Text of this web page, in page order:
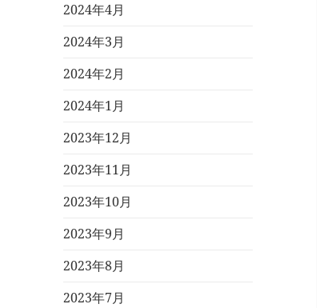
2024年4月
2024年3月
2024年2月
2024年1月
2023年12月
2023年11月
2023年10月
2023年9月
2023年8月
2023年7月